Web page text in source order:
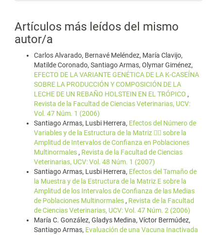
Artículos más leídos del mismo
autor/a
Carlos Alvarado, Bernavé Meléndez, María Clavijo,
Matilde Coronado, Santiago Armas, Olymar Giménez,
EFECTO DE LA VARIANTE GENÉTICA DE LA K-CASEÍNA
SOBRE LA PRODUCCIÓN Y COMPOSICIÓN DE LA
LECHE DE UN REBAÑO HOLSTEIN EN EL TRÓPICO ,
Revista de la Facultad de Ciencias Veterinarias, UCV:
Vol. 47 Núm. 1 (2006)
Santiago Armas, Lusbi Herrera, Efectos del Número de
Variables y de la Estructura de la Matriz  sobre la
Amplitud de Intervalos de Confianza en Poblaciones
Multinormales, Revista de la Facultad de Ciencias
Veterinarias, UCV: Vol. 48 Núm. 1 (2007)
Santiago Armas, Lusbi Herrera, Efectos del Tamaño de
la Muestra y de la Estructura de la Matriz E sobre la
Amplitud de los Intervalos de Confianza de las Medias
de Poblaciones Multinormales, Revista de la Facultad
de Ciencias Veterinarias, UCV: Vol. 47 Núm. 2 (2006)
María C. González, Gladys Medina, Víctor Bermúdez,
Santiago Armas, Evaluación de una Vacuna Inactivada